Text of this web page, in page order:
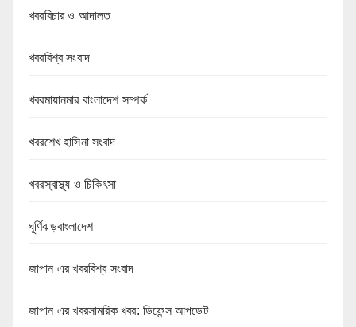
খবরবিচার ও আদালত
খবরবিশ্ব সংবাদ
খবরমায়ানমার বাংলাদেশ সম্পর্ক
খবরশেখ হাসিনা সংবাদ
খবরস্বাস্থ্য ও চিকিৎসা
ঘূর্ণিঝড়বাংলাদেশ
জাপান এর খবরবিশ্ব সংবাদ
জাপান এর খবরসামরিক খবর: ডিফেন্স আপডেট